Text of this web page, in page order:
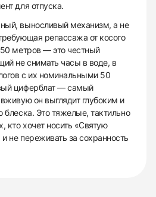
для отпуска.
выносливый механизм, а не
репассажа от косого
метров — это честный
не снимать часы в воде, в
с их номинальными 50
циферблат — самый
он выглядит глубоким и
блеска. Это тяжелые, тактильно
кто хочет носить «Святую
не переживать за сохранность